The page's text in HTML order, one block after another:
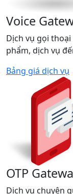
Voice
Dịch vụ gọi
phẩm, dịch vụ
Bảng giá dịch vụ
OTP
Dịch vụ chuyên